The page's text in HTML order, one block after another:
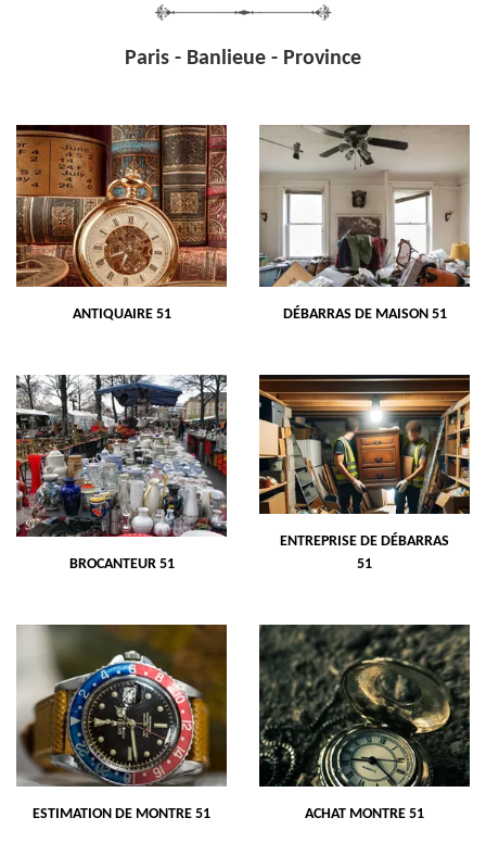
Paris - Banlieue - Province
ANTIQUAIRE 51 DÉBARRAS DE MAISON 51
BROCANTEUR 51
ENTREPRISE DE DÉBARRAS
51
ESTIMATION DE MONTRE 51 ACHAT MONTRE 51